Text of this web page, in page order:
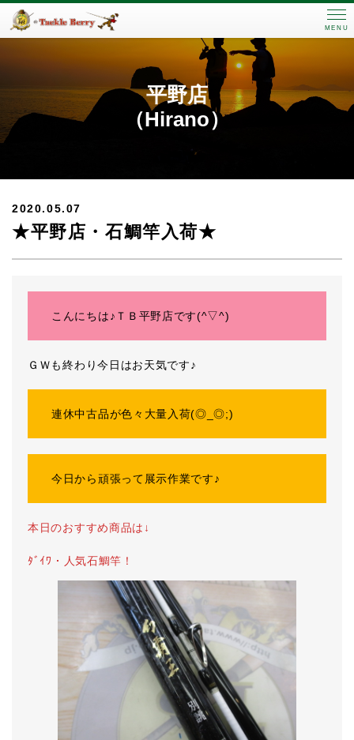
MENU
平野店
（Hirano）
2020.05.07
★平野店・石鯛竿入荷★
こんにちは♪ＴＢ平野店です(^▽^)
ＧＷも終わり今日はお天気です♪
連休中古品が色々大量入荷(◎_◎;)
今日から頑張って展示作業です♪
本日のおすすめ商品は↓
ﾀﾞｲﾜ・人気石鯛竿！